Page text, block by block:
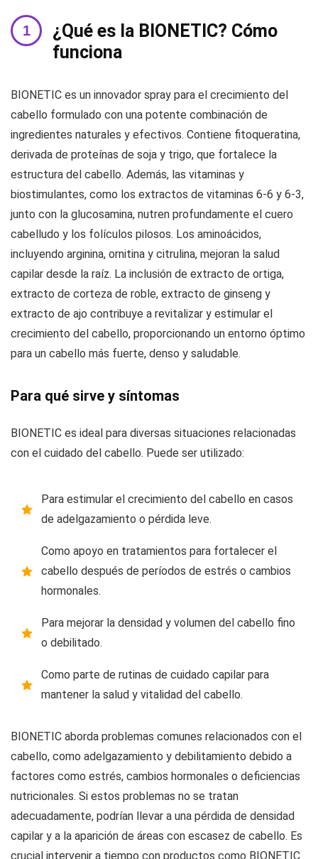
¿Qué es la BIONETIC? Cómo
funciona
BIONETIC es un innovador spray para el crecimiento del
cabello formulado con una potente combinación de
ingredientes naturales y efectivos. Contiene fitoqueratina,
derivada de proteínas de soja y trigo, que fortalece la
estructura del cabello. Además, las vitaminas y
biostimulantes, como los extractos de vitaminas 6-6 y 6-3,
junto con la glucosamina, nutren profundamente el cuero
cabelludo y los folículos pilosos. Los aminoácidos,
incluyendo arginina, ornitina y citrulina, mejoran la salud
capilar desde la raíz. La inclusión de extracto de ortiga,
extracto de corteza de roble, extracto de ginseng y
extracto de ajo contribuye a revitalizar y estimular el
crecimiento del cabello, proporcionando un entorno óptimo
para un cabello más fuerte, denso y saludable.
Para qué sirve y síntomas
BIONETIC es ideal para diversas situaciones relacionadas
con el cuidado del cabello. Puede ser utilizado:
Para estimular el crecimiento del cabello en casos
de adelgazamiento o pérdida leve.
Como apoyo en tratamientos para fortalecer el
cabello después de períodos de estrés o cambios
hormonales.
Para mejorar la densidad y volumen del cabello fino
o debilitado.
Como parte de rutinas de cuidado capilar para
mantener la salud y vitalidad del cabello.
BIONETIC aborda problemas comunes relacionados con el
cabello, como adelgazamiento y debilitamiento debido a
factores como estrés, cambios hormonales o deficiencias
nutricionales. Si estos problemas no se tratan
adecuadamente, podrían llevar a una pérdida de densidad
capilar y a la aparición de áreas con escasez de cabello. Es
crucial intervenir a tiempo con productos como BIONETIC